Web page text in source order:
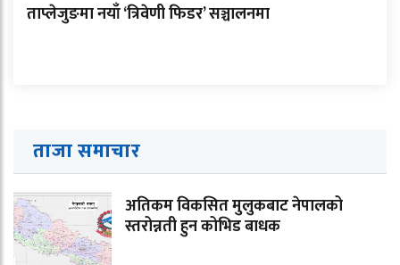
ताप्लेजुङमा नयाँ ‘त्रिवेणी फिडर’ सञ्चालनमा
ताजा समाचार
अतिकम विकसित मुलुकबाट नेपालको
स्तरोन्नती हुन कोभिड बाधक